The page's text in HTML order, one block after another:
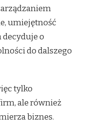
umiejętność
o
do dalszego
tylko
ale również
biznes.